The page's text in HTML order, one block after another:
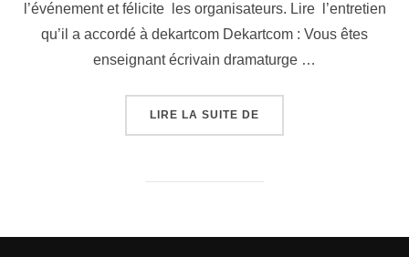
l’événement et félicite les organisateurs. Lire l’entretien
qu’il a accordé à dekartcom Dekartcom : Vous êtes
enseignant écrivain dramaturge …
LIRE LA SUITE DE